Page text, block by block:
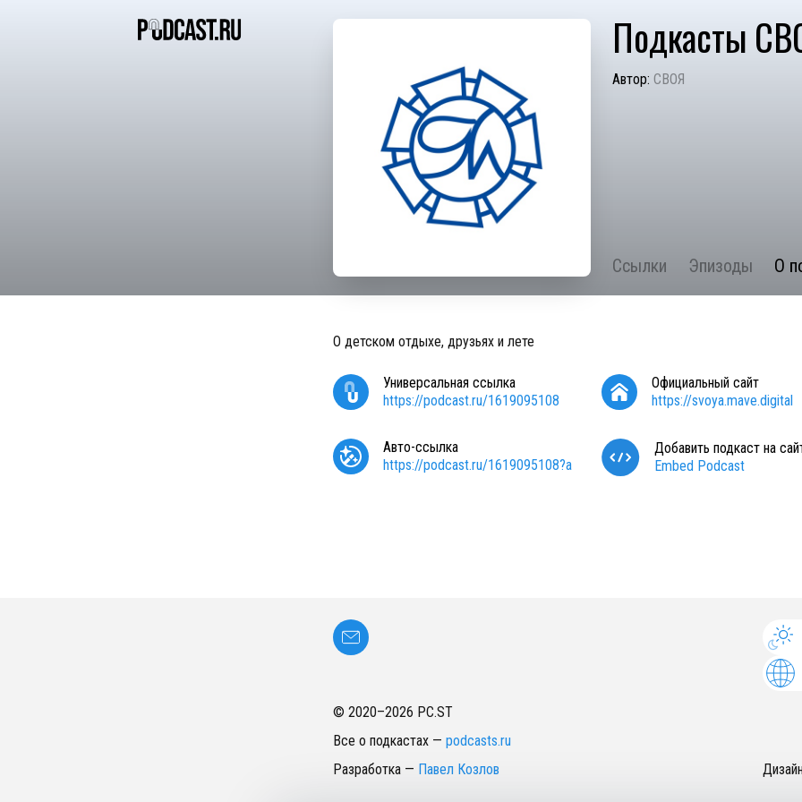
Подкасты
Автор: СВОЯ
Ссылки Эпизоды О
О детском отдыхе, друзьях и лете
Универсальная ссылка
https://podcast.ru/1619095108
Официальный сайт
https://svoya.mave.digital
Авто-ссылка
https://podcast.ru/1619095108?a
Добавить подкаст на
Embed Podcast
© 2020–2026 PC.ST
Все о подкастах — podcasts.ru
Разработка — Павел Козлов Дизайн